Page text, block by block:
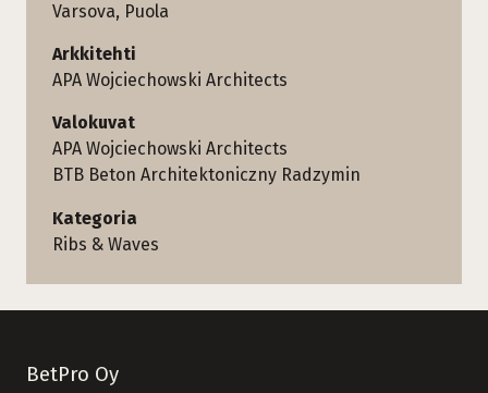
Varsova, Puola
Arkkitehti
APA Wojciechowski Architects
Valokuvat
APA Wojciechowski Architects
BTB Beton Architektoniczny Radzymin
Kategoria
Ribs & Waves
BetPro Oy